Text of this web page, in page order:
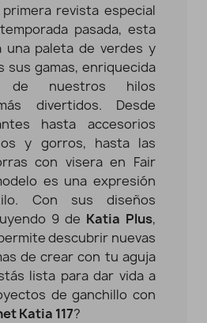
revista especial
pasada, esta
una paleta de verdes y
sus gamas, enriquecida
de nuestros hilos
divertidos. Desde
hasta accesorios
y gorros, hasta las
con visera en Fair
es una expresión
Con sus diseños
9 de Katia Plus,
descubrir nuevas
de crear con tu aguja
lista para dar vida a
de ganchillo con
Katia 117?